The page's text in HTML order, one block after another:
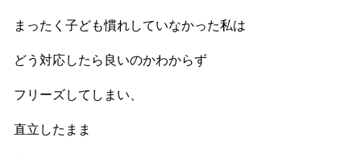
まったく子ども慣れしていなかった私は
どう対応したら良いのかわからず
フリーズしてしまい、
直立したまま